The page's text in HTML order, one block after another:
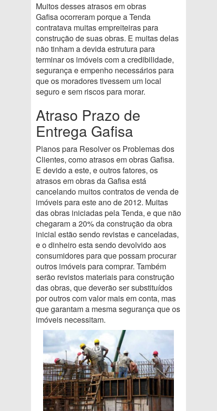
Muitos desses atrasos em obras
Gafisa ocorreram porque a Tenda
contratava muitas empreiteiras para
construção de suas obras. E muitas delas
não tinham a devida estrutura para
terminar os imóveis com a credibilidade,
segurança e empenho necessários para
que os moradores tivessem um local
seguro e sem riscos para morar.
Atraso Prazo de
Entrega Gafisa
Planos para Resolver os Problemas dos
Clientes, como atrasos em obras Gafisa.
E devido a este, e outros fatores, os
atrasos em obras da Gafisa está
cancelando muitos contratos de venda de
imóveis para este ano de 2012. Muitas
das obras iniciadas pela Tenda, e que não
chegaram a 20% da construção da obra
inicial estão sendo revistas e canceladas,
e o dinheiro esta sendo devolvido aos
consumidores para que possam procurar
outros imóveis para comprar. Também
serão revistos materiais para construção
das obras, que deverão ser substituídos
por outros com valor mais em conta, mas
que garantam a mesma segurança que os
imóveis necessitam.